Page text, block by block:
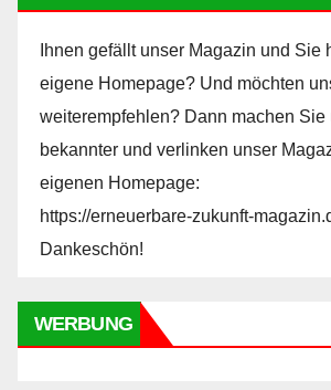
Ihnen gefällt unser Magazin und Sie
eigene Homepage? Und möchten
weiterempfehlen? Dann machen Sie
bekannter und verlinken unser
eigenen Homepage:
https://erneuerbare-zukunft-
Dankeschön!
WERBUNG